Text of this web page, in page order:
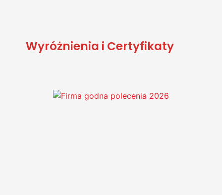
Wyróżnienia i Certyfikaty